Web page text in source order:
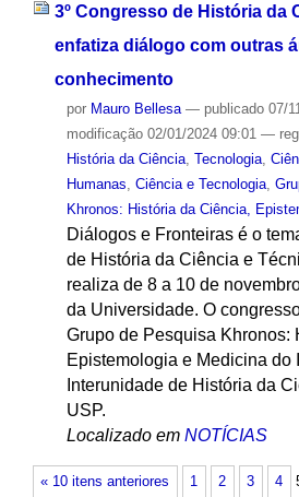
3º Congresso de História da
enfatiza diálogo com outras
conhecimento
por Mauro Bellesa — publicado07/
modificação02/01/2024 09:01 —
História da Ciência, Tecnologia,
Humanas, Ciência e Tecnologia,
Khronos: História da Ciência,
Diálogos e Fronteiras é o
de História da Ciência e
realiza de 8 a 10 de
da Universidade. O
Grupo de Pesquisa Khronos:
Epistemologia e Medicina do
Interunidade de História da
USP.
Localizado em NOTÍCIAS
« 10 itens anteriores 1 2 3 4